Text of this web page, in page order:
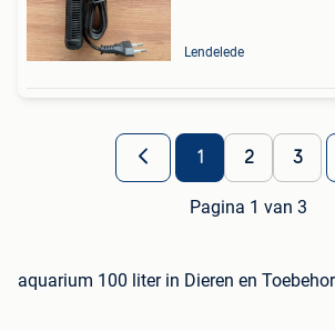
Lendelede
1 2 3
Pagina 1 van 3
aquarium 100 liter in Dieren en